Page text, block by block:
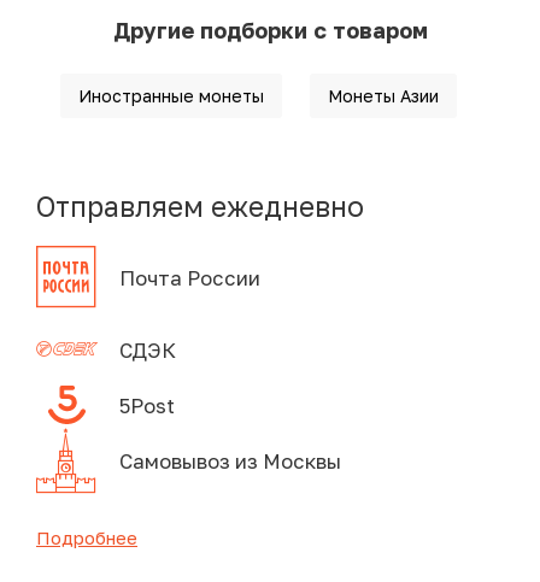
Другие подборки с товаром
Иностранные монеты Монеты Азии
Отправляем ежедневно
Почта России
СДЭК
5Post
Самовывоз из Москвы
Подробнее